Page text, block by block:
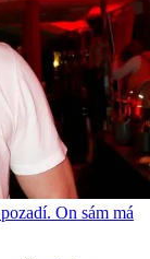
On sám má